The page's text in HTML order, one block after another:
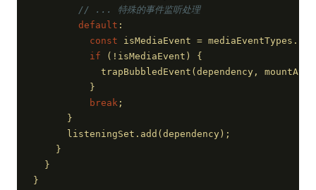
// ... 特殊的事件监听处理
default :
const isMediaEvent =
if (!isMediaEvent) {
          }
break ;
      }
    }
  }
}